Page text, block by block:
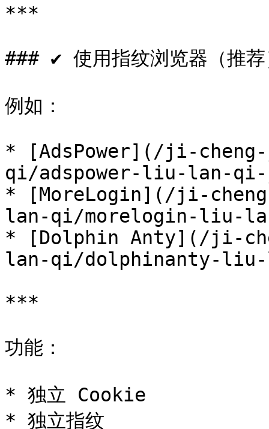
***
### ✔ 使用指纹浏览器（推荐
例如：
* [AdsPower](/ji-
qi/adspower-liu-lan-
* [MoreLogin](/ji-
lan-qi/morelogin-liu-
* [Dolphin Anty](/ji-
lan-qi/dolphinanty-liu-
***
功能：
* 独立 Cookie
* 独立指纹